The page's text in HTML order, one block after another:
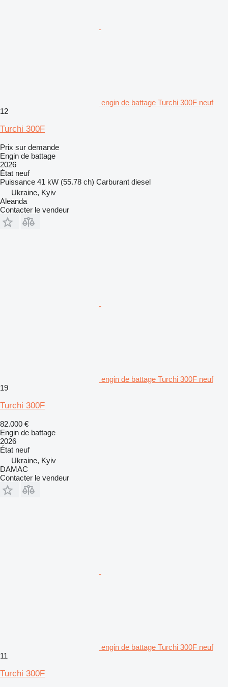
engin de battage Turchi 300F neuf
12
Turchi 300F
Prix sur demande
Engin de battage
2026
État neuf
Puissance 41 kW (55.78 ch) Carburant diesel
Ukraine, Kyiv
Aleanda
Contacter le vendeur
engin de battage Turchi 300F neuf
19
Turchi 300F
82.000 €
Engin de battage
2026
État neuf
Ukraine, Kyiv
DAMAC
Contacter le vendeur
engin de battage Turchi 300F neuf
11
Turchi 300F